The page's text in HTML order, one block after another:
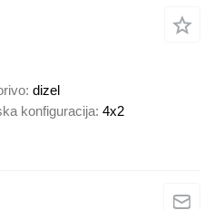
dizel
konfiguracija 4x2